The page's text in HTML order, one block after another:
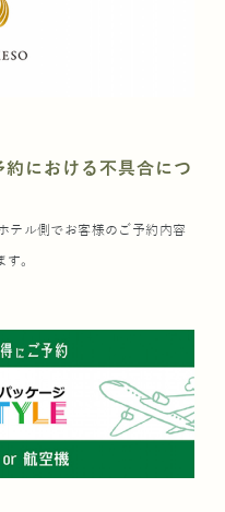
における不具合につ
テル側でお客様のご予約内容
。